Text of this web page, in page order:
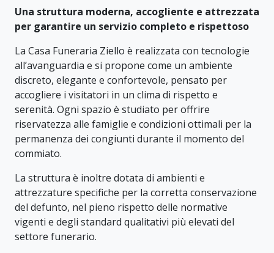
Una struttura moderna, accogliente e attrezzata
per garantire un servizio completo e rispettoso
La Casa Funeraria Ziello è realizzata con tecnologie
all’avanguardia e si propone come un ambiente
discreto, elegante e confortevole, pensato per
accogliere i visitatori in un clima di rispetto e
serenità. Ogni spazio è studiato per offrire
riservatezza alle famiglie e condizioni ottimali per la
permanenza dei congiunti durante il momento del
commiato.
La struttura è inoltre dotata di ambienti e
attrezzature specifiche per la corretta conservazione
del defunto, nel pieno rispetto delle normative
vigenti e degli standard qualitativi più elevati del
settore funerario.